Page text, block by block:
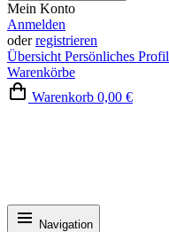
Mein Konto
Anmelden
oderregistrieren
Übersicht Persönliches Profil
Warenkörbe
Warenkorb 0,00 €
Navigation